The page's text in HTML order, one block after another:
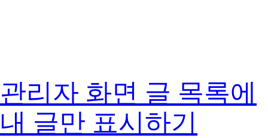
관리자 화면 글 목록에
내 글만 표시하기